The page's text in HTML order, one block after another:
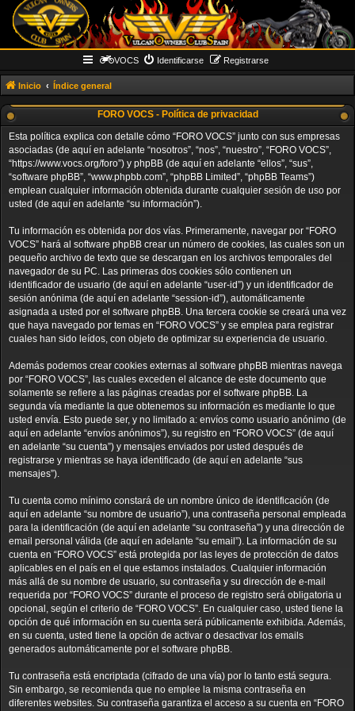
VOCS Identificarse Registrarse
Inicio Índice general
FORO VOCS - Política de privacidad
Esta política explica con detalle cómo “FORO VOCS” junto con sus empresas
asociadas (de aquí en adelante “nosotros”, “nos”, “nuestro”, “FORO VOCS”,
“https://www.vocs.org/foro”) y phpBB (de aquí en adelante “ellos”, “sus”,
“software phpBB”, “www.phpbb.com”, “phpBB Limited”, “phpBB Teams”)
emplean cualquier información obtenida durante cualquier sesión de uso por
usted (de aquí en adelante “su información”).
Tu información es obtenida por dos vías. Primeramente, navegar por “FORO
VOCS” hará al software phpBB crear un número de cookies, las cuales son un
pequeño archivo de texto que se descargan en los archivos temporales del
navegador de su PC. Las primeras dos cookies sólo contienen un
identificador de usuario (de aquí en adelante “user-id”) y un identificador de
sesión anónima (de aquí en adelante “session-id”), automáticamente
asignada a usted por el software phpBB. Una tercera cookie se creará una vez
que haya navegado por temas en “FORO VOCS” y se emplea para registrar
cuales han sido leídos, con objeto de optimizar su experiencia de usuario.
Además podemos crear cookies externas al software phpBB mientras navega
por “FORO VOCS”, las cuales exceden el alcance de este documento que
solamente se refiere a las páginas creadas por el software phpBB. La
segunda vía mediante la que obtenemos su información es mediante lo que
usted envía. Esto puede ser, y no limitado a: envíos como usuario anónimo (de
aquí en adelante “envíos anónimos”), su registro en “FORO VOCS” (de aquí
en adelante “su cuenta”) y mensajes enviados por usted después de
registrarse y mientras se haya identificado (de aquí en adelante “sus
mensajes”).
Tu cuenta como mínimo constará de un nombre único de identificación (de
aquí en adelante “su nombre de usuario”), una contraseña personal empleada
para la identificación (de aquí en adelante “su contraseña”) y una dirección de
email personal válida (de aquí en adelante “su email”). La información de su
cuenta en “FORO VOCS” está protegida por las leyes de protección de datos
aplicables en el país en el que estamos instalados. Cualquier información
más allá de su nombre de usuario, su contraseña y su dirección de e-mail
requerida por “FORO VOCS” durante el proceso de registro será obligatoria u
opcional, según el criterio de “FORO VOCS”. En cualquier caso, usted tiene la
opción de qué información en su cuenta será públicamente exhibida. Además,
en su cuenta, usted tiene la opción de activar o desactivar los emails
generados automáticamente por el software phpBB.
Tu contraseña está encriptada (cifrado de una vía) por lo tanto está segura.
Sin embargo, se recomienda que no emplee la misma contraseña en
diferentes websites. Su contraseña garantiza el acceso a su cuenta en “FORO